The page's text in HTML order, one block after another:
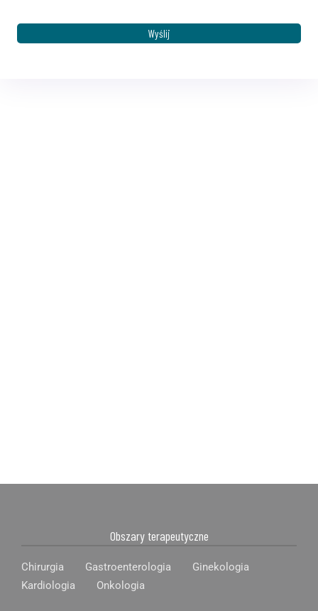
Obszary terapeutyczne
Chirurgia Gastroenterologia
Ginekologia
Kardiologia
Onkologia